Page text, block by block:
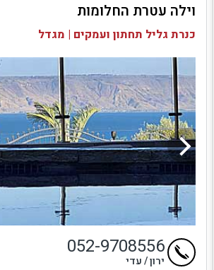
בדיקת זמינות ומחירים
וילה עטרת החלומות
כנרת גליל תחתון ועמקים | מגדל
052-9708556
ירון / עדי